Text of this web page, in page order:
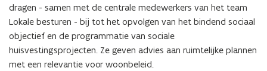
dragen - samen met de centrale medewerkers van het team
Lokale besturen - bij tot het opvolgen van het bindend sociaal
objectief en de programmatie van sociale
huisvestingsprojecten. Ze geven advies aan ruimtelijke plannen
met een relevantie voor woonbeleid.